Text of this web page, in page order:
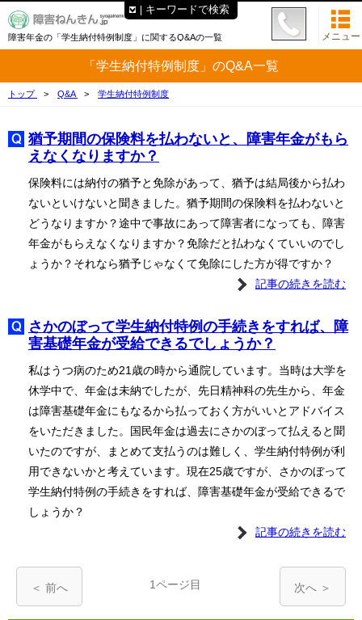
障害年金の「学生納付特例制度」に関するQ&Aの一覧 メニュー
「学生納付特例制度」のQ&A一覧
トップ Q&A 学生納付特例制度
猶予期間の保険料を払わないと、障害年金がもら
えなくなりますか？
保険料には納付の猶予と免除があって、猶予は結局後から払わ
ないといけないと聞きました。猶予期間の保険料を払わないと
どうなりますか？途中で事故にあって障害者になっても、障害
年金がもらえなくなりますか？免除だと払わなくていいのでし
ょうか？それなら猶予じゃなくて免除にした方が得ですか？
記事の続きを読む
さかのぼって学生納付特例の手続きをすれば、障
害基礎年金が受給できるでしょうか？
私はうつ病のため21歳の時から通院しています。当時は大学を
休学中で、年金は未納でしたが、先日精神科の先生から、年金
は障害基礎年金にもなるから払っておく方がいいとアドバイス
をいただきました。国民年金は過去にさかのぼって払えると聞
いたのですが、まとめて支払うのは難しく、学生納付特例が利
用できないかと考えています。現在25歳ですが、さかのぼって
学生納付特例の手続きをすれば、障害基礎年金が受給できるで
しょうか？
記事の続きを読む
＜ 前へ 1ページ目 次へ ＞
キーワードで検索